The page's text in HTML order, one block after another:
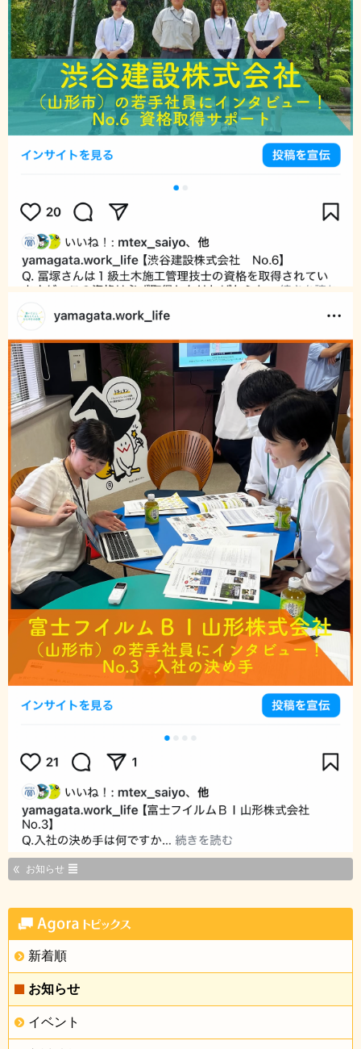
お知らせ
新着順
お知らせ
イベント